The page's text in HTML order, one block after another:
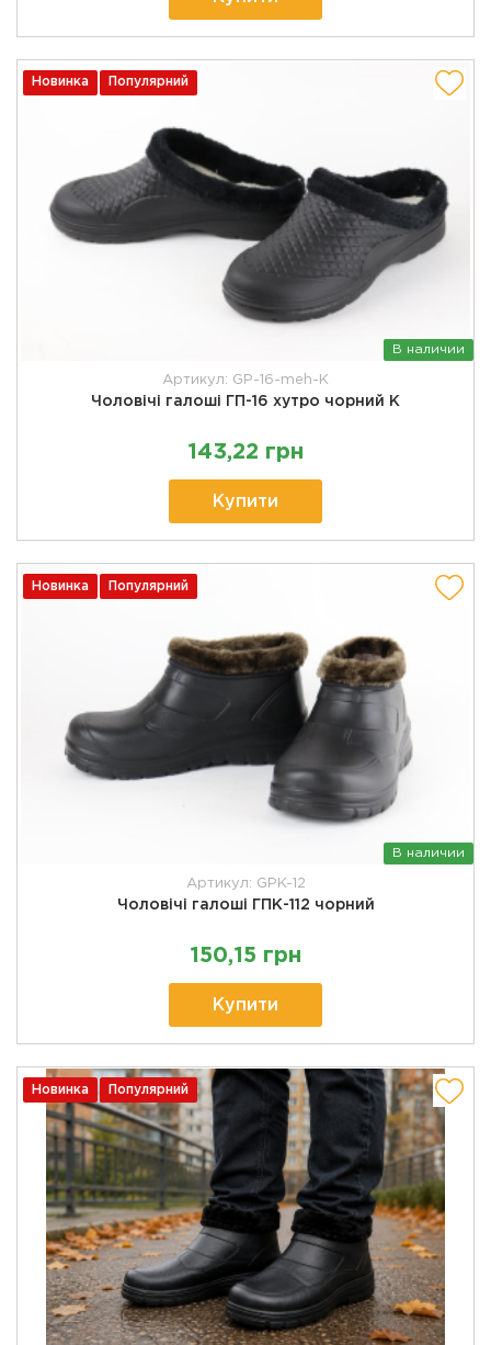
Новинка Популярний
В наличии
Артикул: GP-16-meh-K
Чоловічі галоші ГП-16 хутро чорний К
143,22 грн
Купити
Новинка Популярний
В наличии
Артикул: GPK-12
Чоловічі галоші ГПК-112 чорний
150,15 грн
Купити
Новинка Популярний